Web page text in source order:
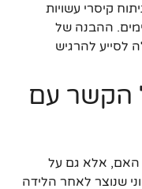
קיסרי עשויות
ההבנה של
לסייע להרגיש
הקשר עם
האם, אלא גם על
שנוצר לאחר הלידה